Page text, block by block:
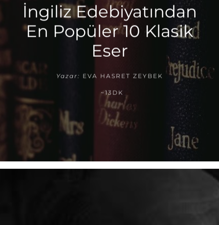
İngiliz Edebiyatından
En Popüler 10 Klasik
Eser
Yazar: EVA HASRET ZEYBEK
~13DK